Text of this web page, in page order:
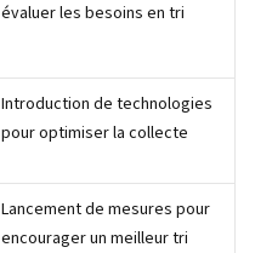
évaluer les besoins en tri
Introduction de technologies
pour optimiser la collecte
Lancement de mesures pour
encourager un meilleur tri